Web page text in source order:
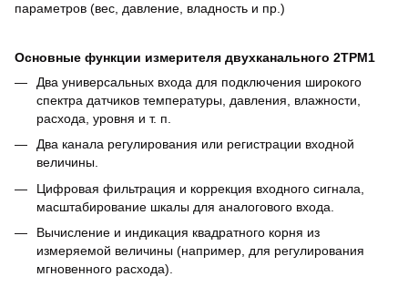
параметров (вес, давление, владность и пр.)
Основные функции измерителя двухканального 2ТРМ1
Два универсальных входа для подключения широкого
спектра датчиков температуры, давления, влажности,
расхода, уровня и т. п.
Два канала регулирования или регистрации входной
величины.
Цифровая фильтрация и коррекция входного сигнала,
масштабирование шкалы для аналогового входа.
Вычисление и индикация квадратного корня из
измеряемой величины (например, для регулирования
мгновенного расхода).